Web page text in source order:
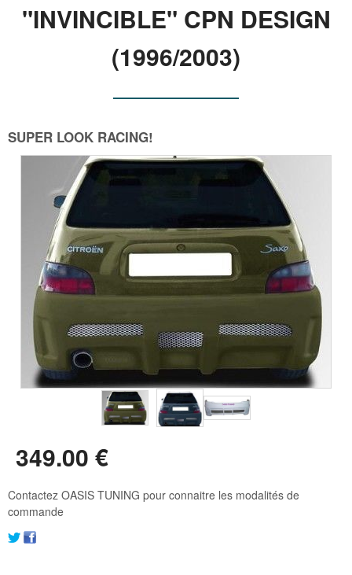
"INVINCIBLE" CPN DESIGN
(1996/2003)
SUPER LOOK RACING!
349.00 €
Contactez OASIS TUNING pour connaitre les modalités de
commande